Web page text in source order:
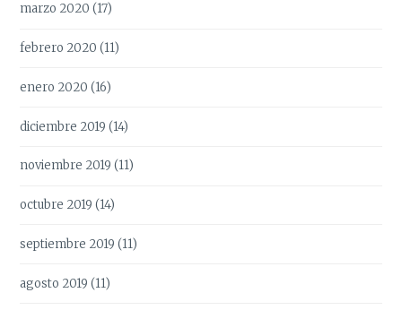
marzo 2020 (17)
febrero 2020 (11)
enero 2020 (16)
diciembre 2019 (14)
noviembre 2019 (11)
octubre 2019 (14)
septiembre 2019 (11)
agosto 2019 (11)